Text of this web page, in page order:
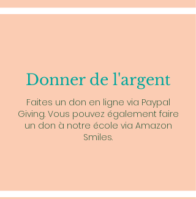
Donner de l'argent
Faites un don en ligne via Paypal
Giving. Vous pouvez également faire
un don à notre école via Amazon
Smiles.